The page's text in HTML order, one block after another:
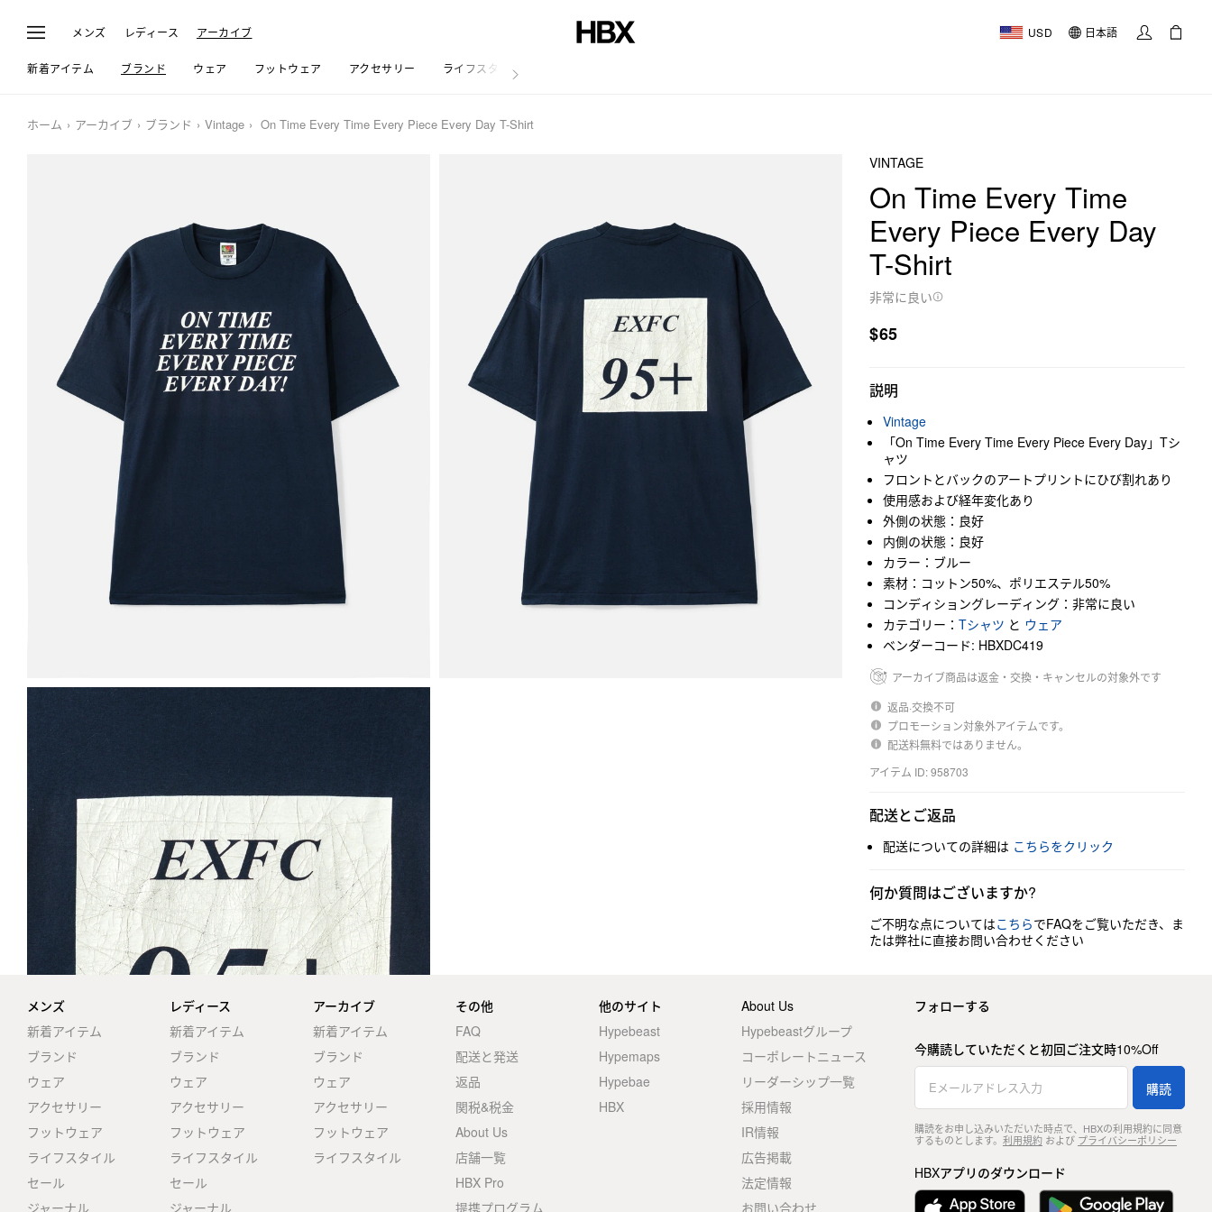
メンズ レディース アーカイブ USD 日本語
新着アイテム ブランド ウェア フットウェア アクセサリー ライフスタイル
ホーム アーカイブ ブランド Vintage On Time Every Time Every Piece Every Day T-Shirt
VINTAGE
On Time Every Time
Every Piece Every Day
T-Shirt
非常に良い
$65
説明
Vintage
「On Time Every Time Every Piece Every Day」Tシ
ャツ
フロントとバックのアートプリントにひび割れあり
使用感および経年変化あり
外側の状態：良好
内側の状態：良好
カラー：ブルー
素材：コットン50%、ポリエステル50%
コンディショングレーディング：非常に良い
カテゴリー： Tシャツ と ウェア
ベンダーコード: HBXDC419
アーカイブ商品は返金・交換・キャンセルの対象外です
返品·交換不可
プロモーション対象外アイテムです。
配送料無料ではありません。
アイテム ID: 958703
配送とご返品
配送についての詳細は こちらをクリック
何か質問はございますか?
ご不明な点についてはこちらでFAQをご覧いただき、ま
たは弊社に直接お問い合わせください
メンズ
新着アイテム
ブランド
ウェア
アクセサリー
フットウェア
ライフスタイル
セール
ジャーナル
レディース
新着アイテム
ブランド
ウェア
アクセサリー
フットウェア
ライフスタイル
セール
ジャーナル
アーカイブ
新着アイテム
ブランド
ウェア
アクセサリー
フットウェア
ライフスタイル
その他
FAQ
配送と発送
返品
関税&税金
About Us
店舗一覧
HBX Pro
提携プログラム
他のサイト
Hypebeast
Hypemaps
Hypebae
HBX
About Us
Hypebeastグループ
コーポレートニュース
リーダーシップ一覧
採用情報
IR情報
広告掲載
法定情報
お問い合わせ
フォローする
今購読していただくと初回ご注文時10%Off
購読
購読をお申し込みいただいた時点で、HBXの利用規約に同意
するものとします。 利用規約および プライバシーポリシー
HBXアプリのダウンロード